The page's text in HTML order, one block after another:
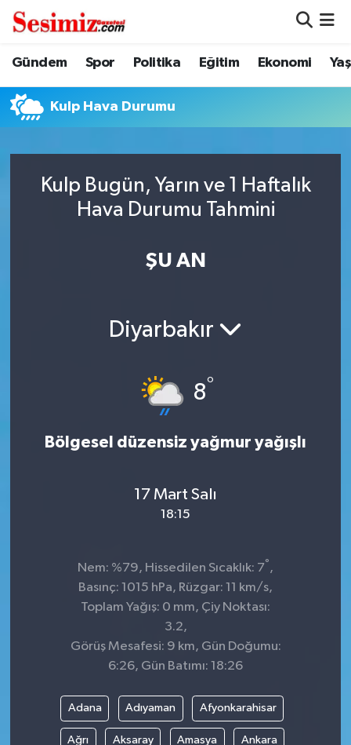
Gündem Spor Politika Eğitim Ekonomi
Kulp Hava Durumu
Kulp Bugün, Yarın ve 1 Haftalık
Hava Durumu Tahmini
ŞU AN
Diyarbakır
8°
Bölgesel düzensiz yağmur yağışlı
17 Mart Salı
18:15
Nem: %79, Hissedilen Sıcaklık: 7° ,
Basınç: 1015 hPa, Rüzgar: 11 km/s,
Toplam Yağış: 0 mm, Çiy Noktası:
3.2,
Görüş Mesafesi: 9 km, Gün Doğumu:
6:26, Gün Batımı: 18:26
Adana Adıyaman Afyonkarahisar
Ağrı Aksaray Amasya Ankara
Dünya
Eğitim
Genel
Gündem
Nöbetçi Eczaneler
Hava Durumu
Trafik Durumu
Süper Lig Puan Durumu ve Fikstür
Haber Arşivi